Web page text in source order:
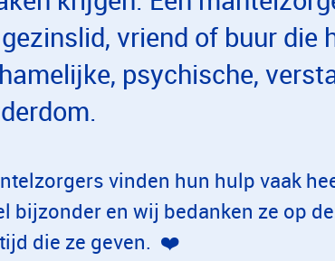
vriend of buur die
psychische,
vinden hun hulp vaak
bijzonder en wij bedanken ze op
die ze geven. ❤️